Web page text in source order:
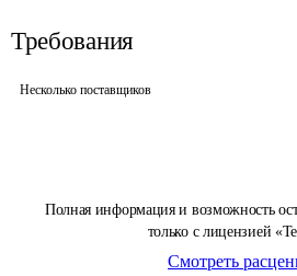
Полная информация и возможность
только с лицензией
Смотреть
Требования
Несколько поставщиков